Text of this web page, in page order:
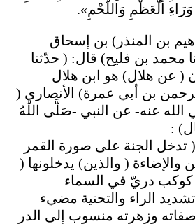
الْعَظْمِ وَاللَّحْمِ».
بن المنذر) بن إسحاق
محمد بن فليح) قال: ( حدّثنا
( عن هلال) هو ابن هلال
بن أبي عمرة) الأنصاري (
عنه- عن النبي -صَلَّى اللَّهُ
:
الجنة على صورة القمر
والإضاءة ( والذين) يدخلونها (
كوكب دريّ في السماء
الراء والتحتية مضيء
وزهرته منسوب إلى الدر